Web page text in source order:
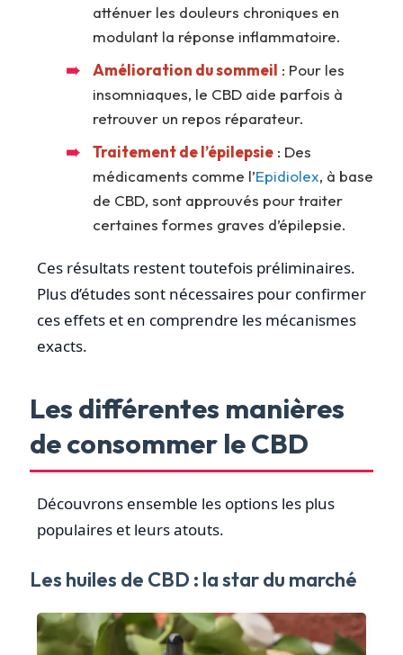
atténuer les douleurs chroniques en
modulant la réponse inflammatoire.
Amélioration du sommeil : Pour les
insomniaques, le CBD aide parfois à
retrouver un repos réparateur.
Traitement de l’épilepsie : Des
médicaments comme l’Epidiolex, à base
de CBD, sont approuvés pour traiter
certaines formes graves d’épilepsie.
Ces résultats restent toutefois préliminaires.
Plus d’études sont nécessaires pour confirmer
ces effets et en comprendre les mécanismes
exacts.
Les différentes manières
de consommer le CBD
Découvrons ensemble les options les plus
populaires et leurs atouts.
Les huiles de CBD : la star du marché